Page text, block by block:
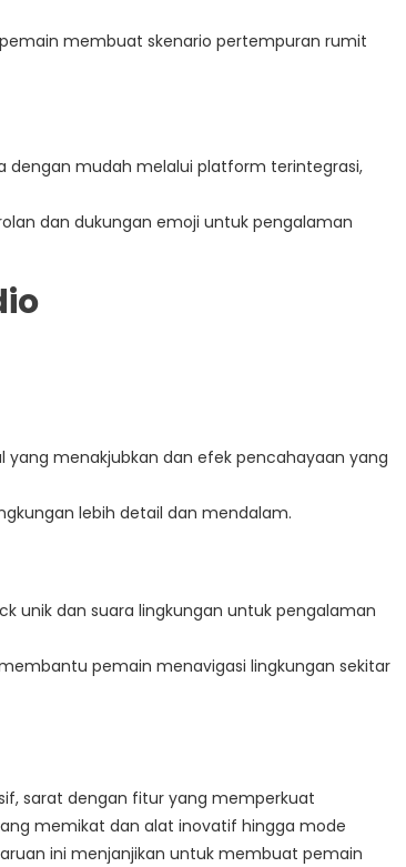
membuat skenario pertempuran rumit
dengan mudah melalui platform terintegrasi,
dan dukungan emoji untuk pengalaman
yang menakjubkan dan efek pencahayaan yang
lebih detail dan mendalam.
unik dan suara lingkungan untuk pengalaman
pemain menavigasi lingkungan sekitar
sarat dengan fitur yang memperkuat
memikat dan alat inovatif hingga mode
ini menjanjikan untuk membuat pemain